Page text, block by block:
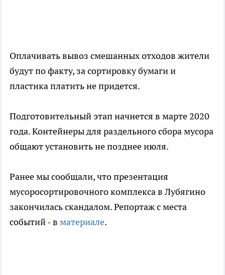
Оплачивать вывоз смешанных отходов жители
будут по факту, за сортировку бумаги и
пластика платить не придется.
Подготовительный этап начнется в марте 2020
года. Контейнеры для раздельного сбора мусора
общают установить не позднее июля.
Ранее мы сообщали, что презентация
мусоросортировочного комплекса в Лубягино
закончилась скандалом. Репортаж с места
событий - в материале.